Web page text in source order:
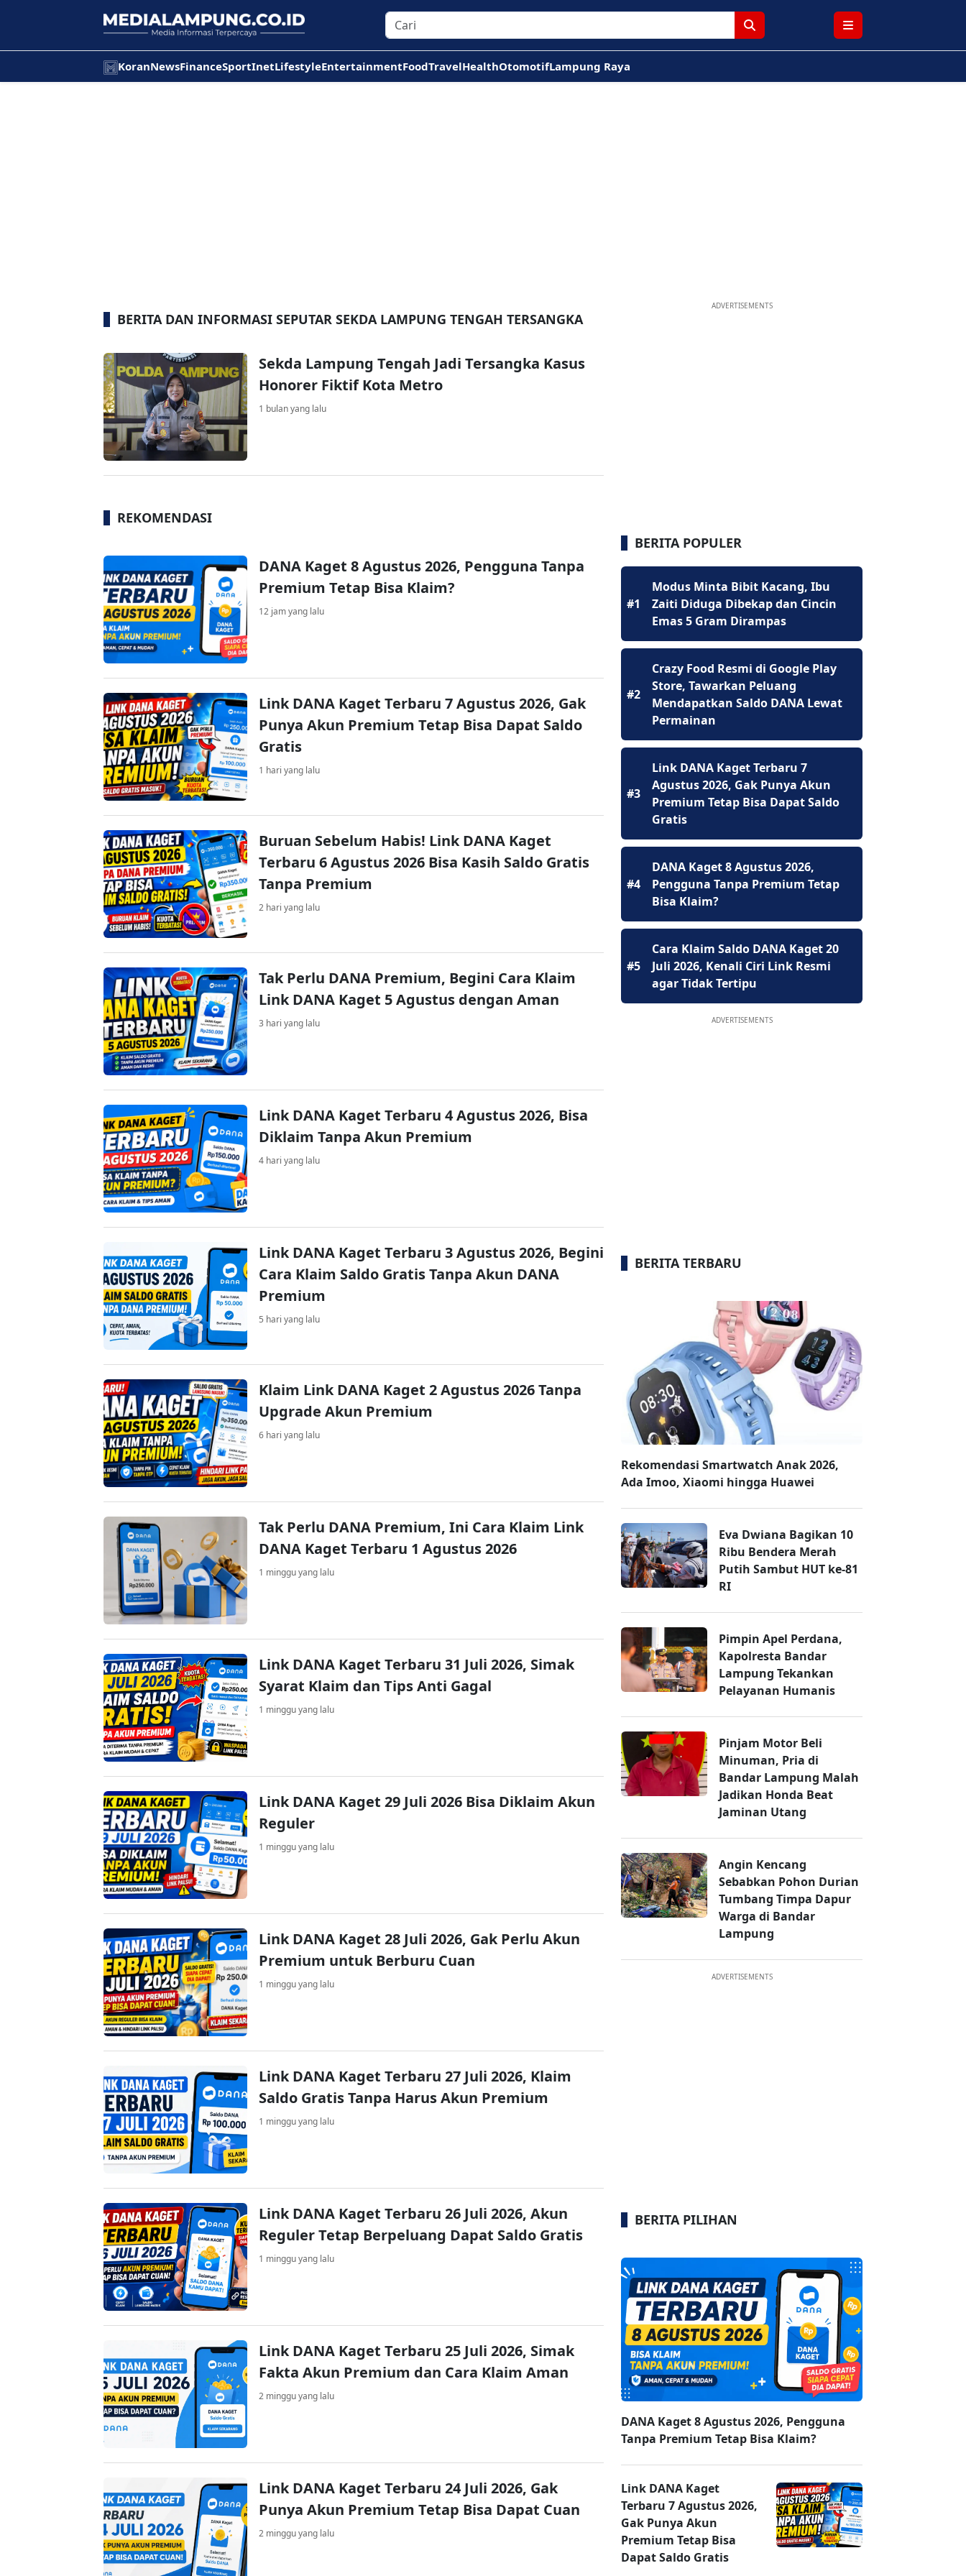
KoranNewsFinanceSportInetLifestyleEntertainmentFoodTravelHealthOtomotifLampung Raya
BERITA DAN INFORMASI SEPUTAR SEKDA LAMPUNG TENGAH TERSANGKA
Sekda Lampung Tengah Jadi Tersangka Kasus
Honorer Fiktif Kota Metro
1 bulan yang lalu
REKOMENDASI
DANA Kaget 8 Agustus 2026, Pengguna Tanpa
Premium Tetap Bisa Klaim?
12 jam yang lalu
Link DANA Kaget Terbaru 7 Agustus 2026, Gak
Punya Akun Premium Tetap Bisa Dapat Saldo
Gratis
1 hari yang lalu
Buruan Sebelum Habis! Link DANA Kaget
Terbaru 6 Agustus 2026 Bisa Kasih Saldo Gratis
Tanpa Premium
2 hari yang lalu
Tak Perlu DANA Premium, Begini Cara Klaim
Link DANA Kaget 5 Agustus dengan Aman
3 hari yang lalu
Link DANA Kaget Terbaru 4 Agustus 2026, Bisa
Diklaim Tanpa Akun Premium
4 hari yang lalu
Link DANA Kaget Terbaru 3 Agustus 2026, Begini
Cara Klaim Saldo Gratis Tanpa Akun DANA
Premium
5 hari yang lalu
Klaim Link DANA Kaget 2 Agustus 2026 Tanpa
Upgrade Akun Premium
6 hari yang lalu
Tak Perlu DANA Premium, Ini Cara Klaim Link
DANA Kaget Terbaru 1 Agustus 2026
1 minggu yang lalu
Link DANA Kaget Terbaru 31 Juli 2026, Simak
Syarat Klaim dan Tips Anti Gagal
1 minggu yang lalu
Link DANA Kaget 29 Juli 2026 Bisa Diklaim Akun
Reguler
1 minggu yang lalu
Link DANA Kaget 28 Juli 2026, Gak Perlu Akun
Premium untuk Berburu Cuan
1 minggu yang lalu
Link DANA Kaget Terbaru 27 Juli 2026, Klaim
Saldo Gratis Tanpa Harus Akun Premium
1 minggu yang lalu
Link DANA Kaget Terbaru 26 Juli 2026, Akun
Reguler Tetap Berpeluang Dapat Saldo Gratis
1 minggu yang lalu
Link DANA Kaget Terbaru 25 Juli 2026, Simak
Fakta Akun Premium dan Cara Klaim Aman
2 minggu yang lalu
Link DANA Kaget Terbaru 24 Juli 2026, Gak
Punya Akun Premium Tetap Bisa Dapat Cuan
2 minggu yang lalu
ADVERTISEMENTS
BERITA POPULER
#1
Modus Minta Bibit Kacang, Ibu
Zaiti Diduga Dibekap dan Cincin
Emas 5 Gram Dirampas
#2
Crazy Food Resmi di Google Play
Store, Tawarkan Peluang
Mendapatkan Saldo DANA Lewat
Permainan
#3
Link DANA Kaget Terbaru 7
Agustus 2026, Gak Punya Akun
Premium Tetap Bisa Dapat Saldo
Gratis
#4
DANA Kaget 8 Agustus 2026,
Pengguna Tanpa Premium Tetap
Bisa Klaim?
#5
Cara Klaim Saldo DANA Kaget 20
Juli 2026, Kenali Ciri Link Resmi
agar Tidak Tertipu
ADVERTISEMENTS
BERITA TERBARU
Rekomendasi Smartwatch Anak 2026,
Ada Imoo, Xiaomi hingga Huawei
Eva Dwiana Bagikan 10
Ribu Bendera Merah
Putih Sambut HUT ke-81
RI
Pimpin Apel Perdana,
Kapolresta Bandar
Lampung Tekankan
Pelayanan Humanis
Pinjam Motor Beli
Minuman, Pria di
Bandar Lampung Malah
Jadikan Honda Beat
Jaminan Utang
Angin Kencang
Sebabkan Pohon Durian
Tumbang Timpa Dapur
Warga di Bandar
Lampung
ADVERTISEMENTS
BERITA PILIHAN
DANA Kaget 8 Agustus 2026, Pengguna
Tanpa Premium Tetap Bisa Klaim?
Link DANA Kaget
Terbaru 7 Agustus 2026,
Gak Punya Akun
Premium Tetap Bisa
Dapat Saldo Gratis